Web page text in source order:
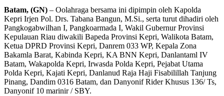
Batam, (GN) – Oolahraga bersama ini dipimpin oleh Kapolda
Kepri Irjen Pol. Drs. Tabana Bangun, M.Si., serta turut dihadiri oleh
Pangkogabwilhan I, Pangkoarmada I, Wakil Gubernur Provinsi
Kepulauan Riau diwakili Bapeda Provinsi Kepri, Walikota Batam,
Ketua DPRD Provinsi Kepri, Danrem 033 WP, Kepala Zona
Bakamla Barat, Kabinda Kepri, KA BNN Kepri, Danlantaml IV
Batam, Wakapolda Kepri, Irwasda Polda Kepri, Pejabat Utama
Polda Kepri, Kajati Kepri, Danlanud Raja Haji Fisabilillah Tanjung
Pinang, Dandim 0316 Batam, dan Danyonif Rider Khusus 136/ Ts,
Danyonif 10 marinir / SBY.